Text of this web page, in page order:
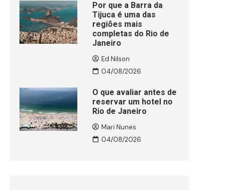
Por que a Barra da
Tijuca é uma das
regiões mais
completas do Rio de
Janeiro
Ed Nilson
04/08/2026
O que avaliar antes de
reservar um hotel no
Rio de Janeiro
Mari Nunes
04/08/2026